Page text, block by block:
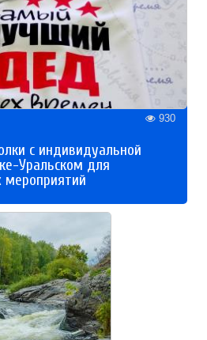
930
с индивидуальной
Уральском для